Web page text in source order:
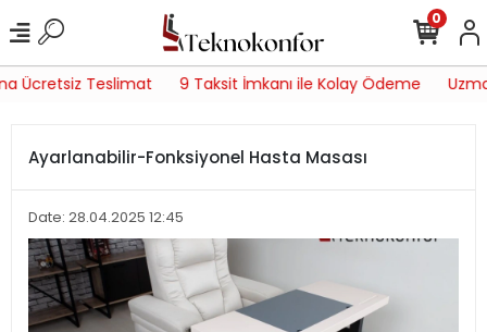
Ücretsiz Teslimat 9 Taksit İmkanı ile Kolay Ödeme
0
Ayarlanabilir-Fonksiyonel Hasta Masası
Date: 28.04.2025 12:45